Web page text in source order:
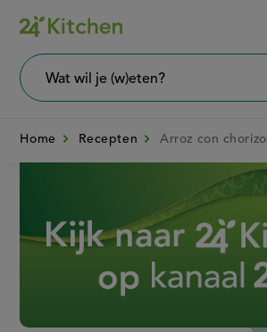
Overslaan
en
naar
wil
Home Recepten Arroz con chorizo